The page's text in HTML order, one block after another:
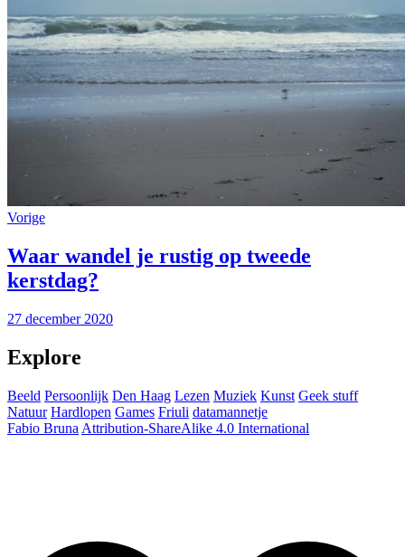
Vorige
Waar wandel je rustig op tweede
kerstdag?
27 december 2020
Explore
Beeld Persoonlijk Den Haag Lezen Muziek Kunst Geek stuff
Natuur Hardlopen Games Friuli datamannetje
Fabio Bruna Attribution-ShareAlike 4.0 International